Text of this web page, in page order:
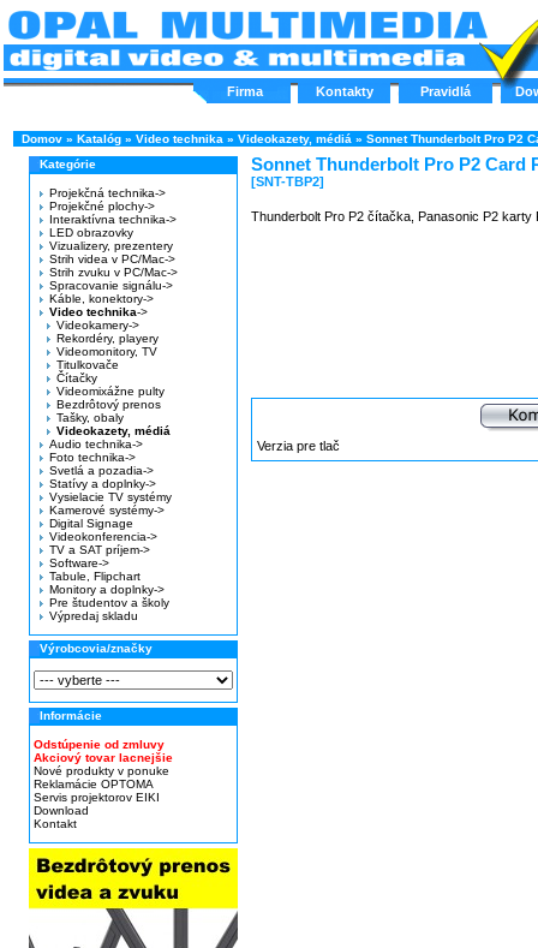
Firma Kontakty Pravidlá
Domov » Katalóg » Video technika » Videokazety, médiá » Sonnet Thunderbolt Pro P2
Kategórie
Projekčná technika->
Projekčné plochy->
Interaktívna technika->
LED obrazovky
Vizualizery, prezentery
Strih videa v PC/Mac->
Strih zvuku v PC/Mac->
Spracovanie signálu->
Káble, konektory->
Video technika->
Videokamery->
Rekordéry, playery
Videomonitory, TV
Titulkovače
Čítačky
Videomixážne pulty
Bezdrôtový prenos
Tašky, obaly
Videokazety, médiá
Audio technika->
Foto technika->
Svetlá a pozadia->
Statívy a doplnky->
Vysielacie TV systémy
Kamerové systémy->
Digital Signage
Videokonferencia->
TV a SAT príjem->
Software->
Tabule, Flipchart
Monitory a doplnky->
Pre študentov a školy
Výpredaj skladu
Výrobcovia/značky
Informácie
Odstúpenie od zmluvy
Akciový tovar lacnejšie
Nové produkty v ponuke
Reklamácie OPTOMA
Servis projektorov EIKI
Download
Kontakt
Sonnet Thunderbolt Pro P2 Card
[SNT-TBP2]
Thunderbolt Pro P2 čítačka, Panasonic P2 karty
Verzia pre tlač